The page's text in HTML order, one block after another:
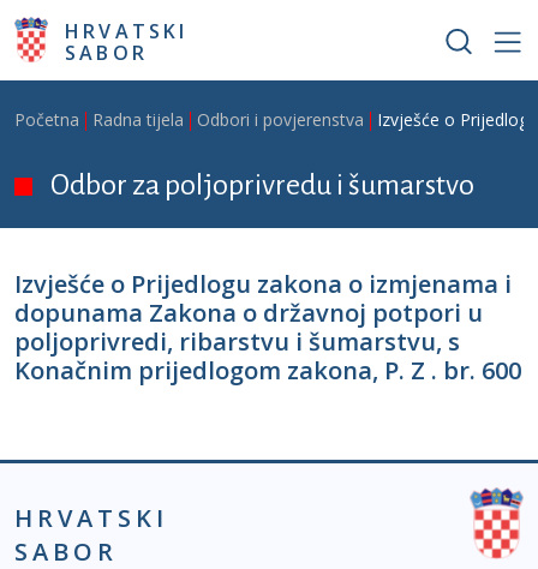
Skoči na glavni sadržaj
HRVATSKI
SABOR
Breadcrumb
Početna Radna tijela Odbori i povjerenstva Izvješće o
Odbor za poljoprivredu i šumarstvo
Izvješće o Prijedlogu zakona o izmjenama i
dopunama Zakona o državnoj potpori u
poljoprivredi, ribarstvu i šumarstvu, s
Konačnim prijedlogom zakona, P. Z . br. 600
HRVATSKI
SABOR